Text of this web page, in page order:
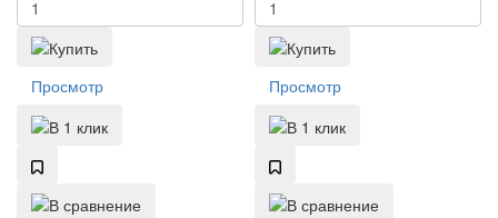
Просмотр Просмотр